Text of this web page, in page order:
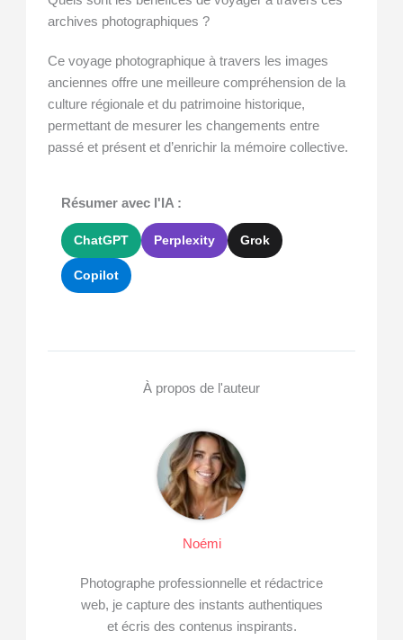
archives photographiques ?
Ce voyage photographique à travers les images
anciennes offre une meilleure compréhension de la
culture régionale et du patrimoine historique,
permettant de mesurer les changements entre
passé et présent et d’enrichir la mémoire collective.
Résumer avec l'IA :
ChatGPT Perplexity Grok
Copilot
À propos de l'auteur
Noémi
Photographe professionnelle et rédactrice
web, je capture des instants authentiques
et écris des contenus inspirants.